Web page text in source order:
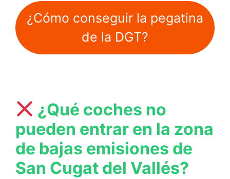
¿Cómo conseguir la pegatina
de la DGT?
¿Qué coches no
pueden entrar en la zona
de bajas emisiones de
San Cugat del Vallés?